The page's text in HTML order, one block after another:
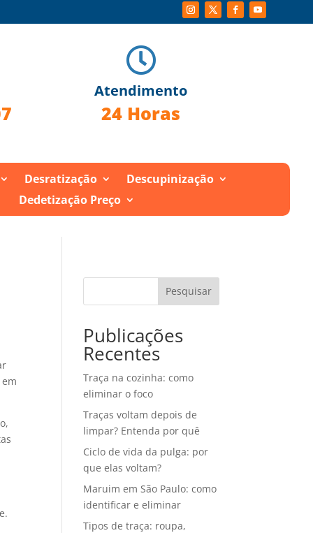

Atendimento
24 Horas
Desratização
Descupinização
Dedetização Preço
Pesquisar
Publicações
Recentes
Traça na cozinha: como
eliminar o foco
Traças voltam depois de
limpar? Entenda por quê
Ciclo de vida da pulga: por
que elas voltam?
Maruim em São Paulo: como
identificar e eliminar
Tipos de traça: roupa,